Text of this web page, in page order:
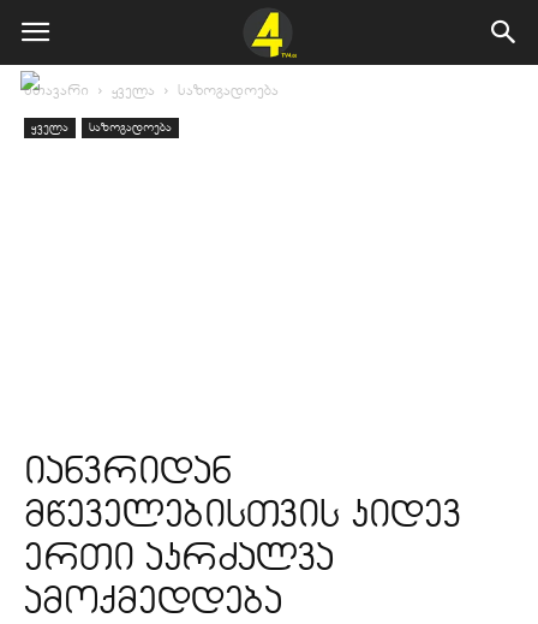
მთავარი ყველა საზოგადოება
ყველა საზოგადოება
იანვრიდან
მწეველებისთვის კიდევ
ერთი აკრძალვა
ამოქმედდება